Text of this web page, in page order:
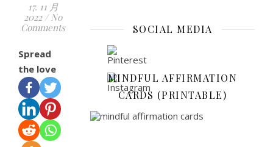
17. 11 月
2022 / No
Comments
Spread
the love
SOCIAL MEDIA
MINDFUL AFFIRMATION
CARDS (PRINTABLE)